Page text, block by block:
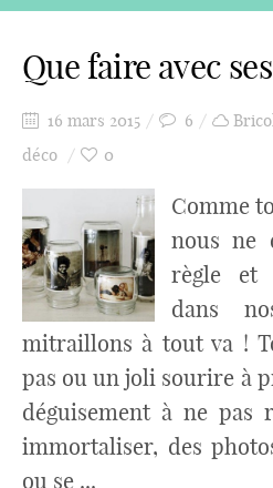
Que faire avec
16 mars 2015 6
déco
0
Comme
nous ne
règle et
dans
mitraillons à tout va !
pas ou un joli sourire à
déguisement à ne pas
immortaliser, des
ou se ...